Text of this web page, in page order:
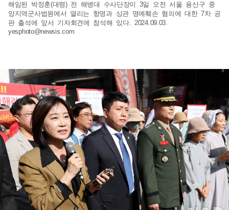
해임된 박정훈(대령) 전 해병대 수사단장이 3일 오전 서울 용산구 중
앙지역군사법원에서 열리는 항명과 상관 명예훼손 혐의에 대한 7차 공
판 출석에 앞서 기자회견에 참석해 있다. 2024.09.03.
yesphoto@newsis.com